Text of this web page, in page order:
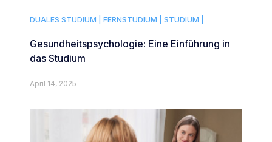
DUALES STUDIUM | FERNSTUDIUM | STUDIUM |
Gesundheitspsychologie: Eine Einführung in
das Studium
April 14, 2025